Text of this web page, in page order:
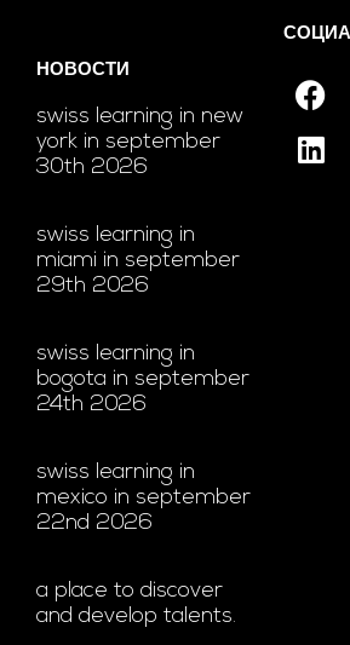
НОВОСТИ
swiss learning in new
york in september
30th 2026
swiss learning in
miami in september
29th 2026
swiss learning in
bogota in september
24th 2026
swiss learning in
mexico in september
22nd 2026
a place to discover
and develop talents.